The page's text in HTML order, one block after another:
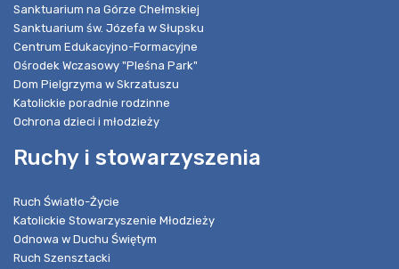
Sanktuarium na Górze Chełmskiej
Sanktuarium św. Józefa w Słupsku
Centrum Edukacyjno-Formacyjne
Ośrodek Wczasowy "Pleśna Park"
Dom Pielgrzyma w Skrzatuszu
Katolickie poradnie rodzinne
Ochrona dzieci i młodzieży
Ruchy i stowarzyszenia
Ruch Światło-Życie
Katolickie Stowarzyszenie Młodzieży
Odnowa w Duchu Świętym
Ruch Szensztacki